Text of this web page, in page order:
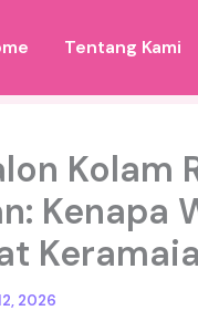
Tentang Kami
Kolam
Kenapa
2026